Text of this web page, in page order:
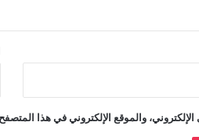
والموقع الإلكتروني في هذا